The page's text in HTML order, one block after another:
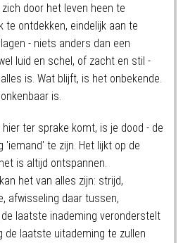
door het leven heen te
te ontdekken, eindelijk aan te
- niets anders dan een
luid en schel, of zacht en stil -
is. Wat blijft, is het onbekende.
is.
hier ter sprake komt, is je dood - de
'iemand' te zijn. Het lijkt op de
is altijd ontspannen.
het van alles zijn: strijd,
afwisseling daar tussen,
laatste inademing veronderstelt
de laatste uitademing te zullen